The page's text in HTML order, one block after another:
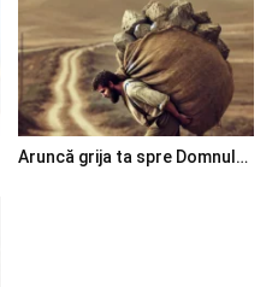
Aruncă grija ta spre Domnul…